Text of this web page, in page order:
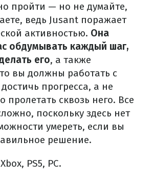
пройти — но не думайте,
ведь Jusant поражает
активностью. Она
обдумывать каждый шаг,
его, а также
вы должны работать с
прогресса, а не
пролетать сквозь него. Все
поскольку здесь нет
умереть, если вы
решение.
PS5, PC.